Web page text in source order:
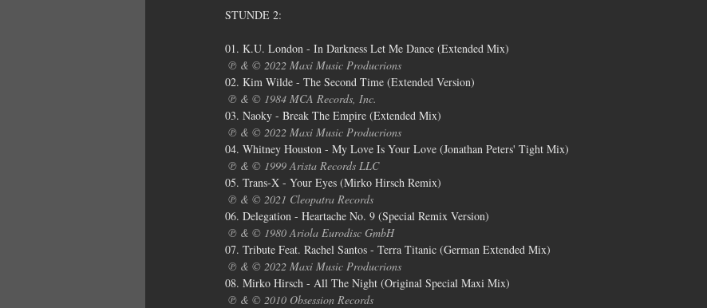
STUNDE 2:
01. K.U. London - In Darkness Let Me Dance (Extended Mix)
℗ & © 2022 Maxi Music Producrions
02. Kim Wilde - The Second Time (Extended Version)
℗ & © 1984 MCA Records, Inc.
03. Naoky - Break The Empire (Extended Mix)
℗ & © 2022 Maxi Music Producrions
04. Whitney Houston - My Love Is Your Love (Jonathan Peters' Tight Mix)
℗ & © 1999 Arista Records LLC
05. Trans-X - Your Eyes (Mirko Hirsch Remix)
℗ & © 2021 Cleopatra Records
06. Delegation - Heartache No. 9 (Special Remix Version)
℗ & © 1980 Ariola Eurodisc GmbH
07. Tribute Feat. Rachel Santos - Terra Titanic (German Extended Mix)
℗ & © 2022 Maxi Music Producrions
08. Mirko Hirsch - All The Night (Original Special Maxi Mix)
℗ & © 2010 Obsession Records